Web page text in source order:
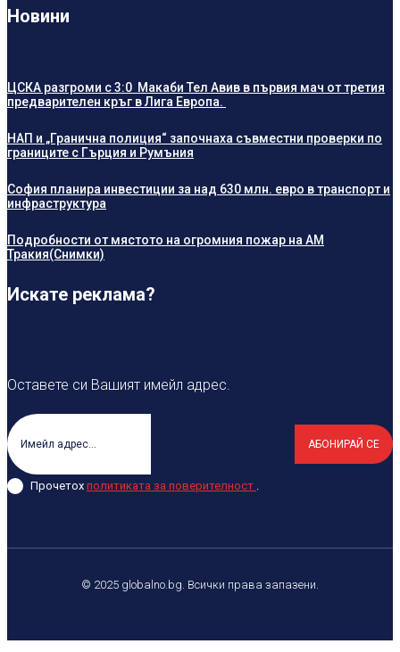
Новини
ЦСКА разгроми с 3:0 Макаби Тел Авив в първия мач от третия
предварителен кръг в Лига Европа.
НАП и „Гранична полиция“ започнаха съвместни проверки по
границите с Гърция и Румъния
София планира инвестиции за над 630 млн. евро в транспорт и
инфраструктура
Подробности от мястото на огромния пожар на АМ
Тракия(Снимки)
Искате реклама?
Оставете си Вашият имейл адрес.
АБОНИРАЙ СЕ
Прочетох политиката за поверителност
© 2025 globalno.bg. Всички права запазени.